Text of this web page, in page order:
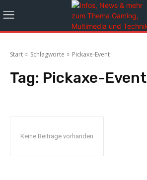
Start Schlagworte Pickaxe-Event
Tag: Pickaxe-Event
Keine Beiträge vorhanden